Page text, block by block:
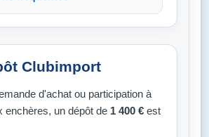
Clubimport
d'achat ou participation à
enchères, un dépôt de 1 400 € est